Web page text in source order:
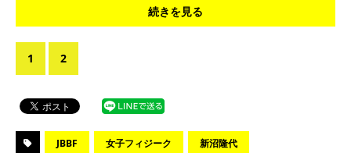
続きを見る
1 2
JBBF 女子フィジーク 新沼隆代